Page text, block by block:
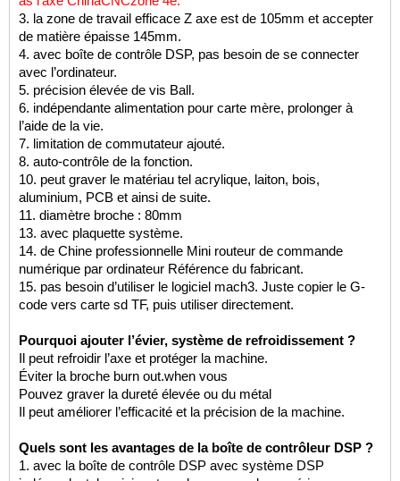
3. la zone de travail efficace Z axe est de 105mm et accepter
de matière épaisse 145mm.
4. avec boîte de contrôle DSP, pas besoin de se connecter
avec l’ordinateur.
5. précision élevée de vis Ball.
6. indépendante alimentation pour carte mère, prolonger à
l’aide de la vie.
7. limitation de commutateur ajouté.
8. auto-contrôle de la fonction.
10. peut graver le matériau tel acrylique, laiton, bois,
aluminium, PCB et ainsi de suite.
11. diamètre broche : 80mm
13. avec plaquette système.
14. de Chine professionnelle Mini routeur de commande
numérique par ordinateur Référence du fabricant.
15. pas besoin d’utiliser le logiciel mach3. Juste copier le G-
code vers carte sd TF, puis utiliser directement.
Pourquoi ajouter l’évier, système de refroidissement ?
Il peut refroidir l’axe et protéger la machine.
Éviter la broche burn out.when vous
Pouvez graver la dureté élevée ou du métal
Il peut améliorer l’efficacité et la précision de la machine.
Quels sont les avantages de la boîte de contrôleur DSP ?
1. avec la boîte de contrôle DSP avec système DSP